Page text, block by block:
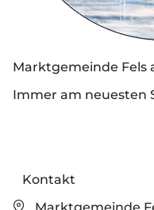
Marktgemeinde Fels
Immer am neuesten
Kontakt